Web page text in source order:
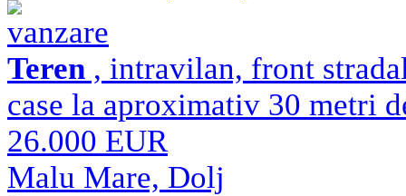
vanzare
Teren , intravilan, front
case la aproximativ 30 metri
26.000 EUR
Malu Mare, Dolj